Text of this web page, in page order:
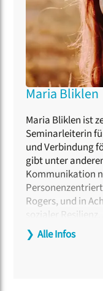
Maria Bliklen
Maria Bliklen ist
Seminarleiterin
und Verbindung
gibt unter
Kommunikation
Rogers, und in
sozialer
anderem im
Gaia Ashram
❯ Alle Infos